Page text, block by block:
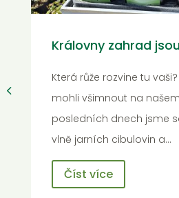
v
A je to tady!
U nás v
jako v malířské
Podle fotek, co
dávali na sítě, jste